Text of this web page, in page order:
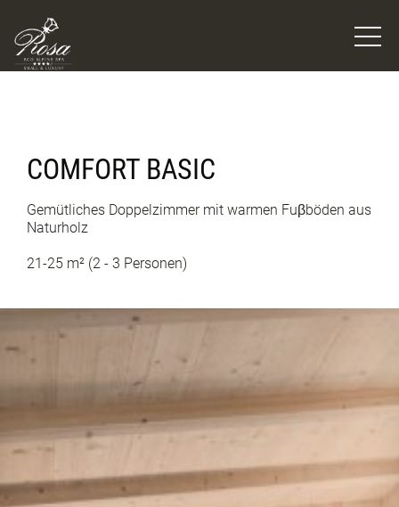
COMFORT BASIC
Gemütliches Doppelzimmer mit warmen Fuβböden aus
Naturholz
21-25 m² (2 - 3 Personen)